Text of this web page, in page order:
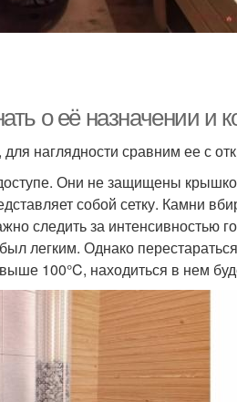
о её назначении и
наглядности сравним ее с
Они не защищены
собой сетку. Камни
следить за интенсивностью
легким. Однако
100°C, находиться в нем